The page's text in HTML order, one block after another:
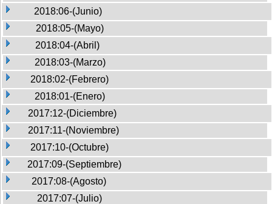
2018:06-(Junio)
2018:05-(Mayo)
2018:04-(Abril)
2018:03-(Marzo)
2018:02-(Febrero)
2018:01-(Enero)
2017:12-(Diciembre)
2017:11-(Noviembre)
2017:10-(Octubre)
2017:09-(Septiembre)
2017:08-(Agosto)
2017:07-(Julio)